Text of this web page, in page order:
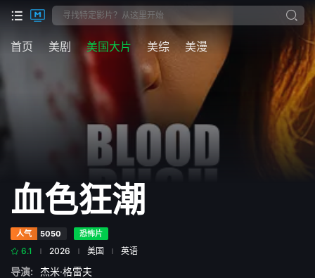
首页 美剧 美国大片 美综 美漫
血色狂潮
人气 5050 恐怖片
6.1 2026 美国 英语
导演:
杰米·格雷夫